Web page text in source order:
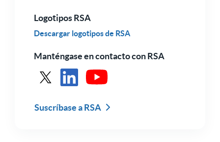
Logotipos RSA
Descargar logotipos de RSA
Manténgase en contacto con RSA
Suscríbase a RSA